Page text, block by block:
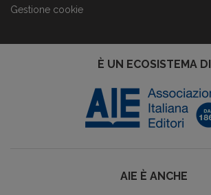
Gestione cookie
È UN ECOSISTEMA DI
AIE È ANCHE